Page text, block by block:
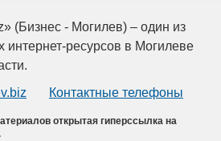
(Бизнес - Могилев) – один из
ресурсов в Могилеве
Контактные телефоны
открытая гиперссылка на